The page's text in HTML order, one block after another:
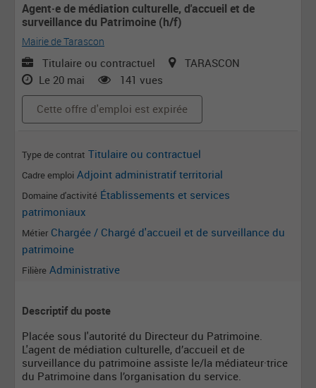
Agent·e de médiation culturelle, d'accueil et de
surveillance du Patrimoine (h/f)
Mairie de Tarascon
Titulaire ou contractuel
TARASCON
Le 20 mai
141 vues
Cette offre d'emploi est expirée
Type de contrat Titulaire ou contractuel
Cadre emploi Adjoint administratif territorial
Domaine d'activité Établissements et services
patrimoniaux
Métier Chargée / Chargé d'accueil et de surveillance du
patrimoine
Filière Administrative
Descriptif du poste
Placée sous l'autorité du Directeur du Patrimoine.
L'agent de médiation culturelle, d’accueil et de
surveillance du patrimoine assiste le/la médiateur·trice
du Patrimoine dans l’organisation du service.